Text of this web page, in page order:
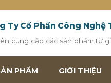
Ty Cổ Phần Công Nghệ
cung cấp các sản phẩm từ
PHẨM GIỚI THIỆU